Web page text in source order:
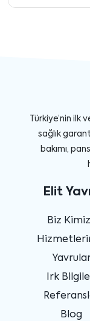
Türkiye’nin ilk
sağlık
bakımı,
Elit
Biz
Irk
Blog